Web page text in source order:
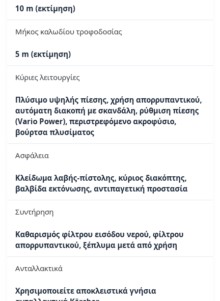
10 m (εκτίμηση)
Μήκος καλωδίου τροφοδοσίας
5 m (εκτίμηση)
Κύριες λειτουργίες
Πλύσιμο υψηλής πίεσης, χρήση απορρυπαντικού,
αυτόματη διακοπή με σκανδάλη, ρύθμιση πίεσης
(Vario Power), περιστρεφόμενο ακροφύσιο,
βούρτσα πλυσίματος
Ασφάλεια
Κλείδωμα λαβής-πίστολης, κύριος διακόπτης,
βαλβίδα εκτόνωσης, αντιπαγετική προστασία
Συντήρηση
Καθαρισμός φίλτρου εισόδου νερού, φίλτρου
απορρυπαντικού, ξέπλυμα μετά από χρήση
Ανταλλακτικά
Χρησιμοποιείτε αποκλειστικά γνήσια